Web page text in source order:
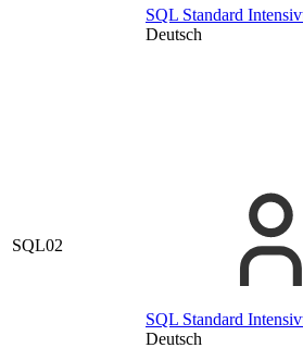
SQL Standard
Deutsch
SQL02
SQL Standard
Deutsch